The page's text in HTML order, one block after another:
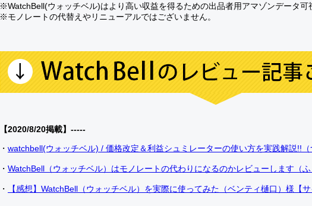
※WatchBell(ウォッチベル)はより高い収益を得るための出品者用アマゾンデータ可
※モノレートの代替えやリニューアルではございません。
【2020/8/20掲載】-----
・ watchbell(ウォッチベル) / 価格改定＆利益シュミレーターの使い方を実践解説!!
・ WatchBell（ウォッチベル）はモノレートの代わりになるのかレビューします（
・ 【感想】WatchBell（ウォッチベル）を実際に使ってみた（ベンティ樋口）様【